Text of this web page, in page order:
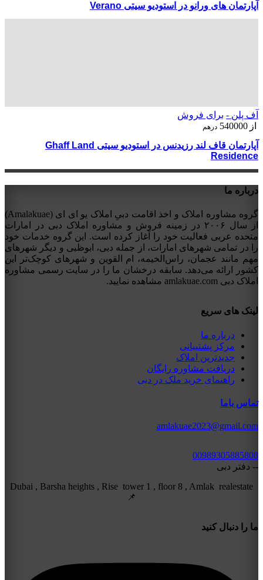
آپارتمان های ورانو در استودیو سیتی Verano
آف پلن - برای فروش
از 540000 درهم
آپارتمان قاف لند رزیدنس در استودیو سیتی Ghaff Land
Residence
درباره ما
گروه مشاوره املاک و اخذ اقامت دبیِ املاک یو ای ای (Amalakuae)
از سال ۲۰۰۶ در زمینه فروش و مشاوره املاک دبی در امارات
متحده عربی فعالیت خود را آغاز کرده است. این گروه خدمات خود
را در تمامی شهرهای امارات، از جمله دبی، ابوظبی و دیگر شهرهای
مهم مانند عجمان، راس‌الخیمه، ام القوین و شهرهای کوچک‌تر این
کشور ارائه می‌دهد. سابقه درخشان ما را در سایت رسمی مشاوره
املاک دبی amlakuae.com مشاهده نمایید.
لینک های سریع
درباره ما
مرکز پشتیبانی
جدیدترین املاک
دریافت مشاوره رایگان
راهنمای خرید ملک در دبی
تماس باما
amlakuae2023@gmail.com
00989305885808
-- دفتر دبی
Dubai , Barsha heights , Rise tower 1 , floor 8 , Amlak realestate
📌
ما را دنبال کنید